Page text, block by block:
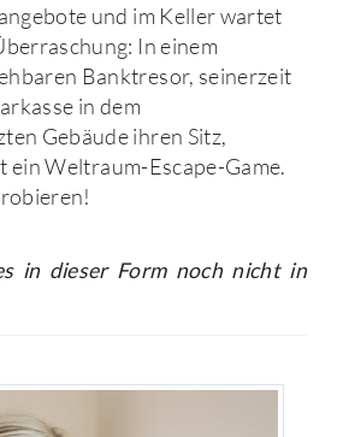
und im Keller wartet
In einem
Banktresor, seinerzeit
in dem
Gebäude ihren Sitz,
ein Weltraum-Escape-Game.
in dieser Form noch nicht in